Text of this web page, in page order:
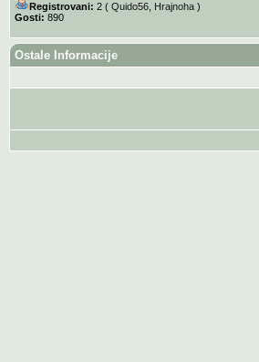
Registrovani: 2 ( Quido56, Hrajnoha)
Gosti: 890
Ostale Informacije